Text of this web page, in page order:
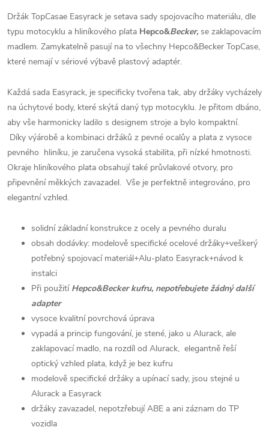
Držák TopCasae Easyrack je setava sady spojovacího materiálu, dle
typu motocyklu a hliníkového plata Hepco&Becker, se zaklapovacím
madlem. Zamykatelně pasují na to všechny Hepco&Becker TopCase,
které nemají v sériové výbavě plastový adaptér.
Každá sada Easyrack, je specificky tvořena tak, aby držáky vycházely
na úchytové body, které skýtá daný typ motocyklu. Je přitom dbáno,
aby vše harmonicky ladilo s designem stroje a bylo kompaktní.
Díky výárobě a kombinaci držáků z pevné ocalůy a plata z vysoce
pevného hliníku, je zaručena vysoká stabilita, při nízké hmotnosti.
Okraje hliníkového plata obsahují také průvlakové otvory, pro
připevnění měkkých zavazadel. Vše je perfektně integrováno, pro
elegantní vzhled.
solidní základní konstrukce z ocely a pevného duralu
obsah dodávky: modelově specifické ocelové držáky+veškerý
potřebný spojovací materiál+Alu-plato Easyrack+návod k
instalci
Při použití Hepco&Becker kufru, nepotřebujete žádný další
adapter
vysoce kvalitní povrchová úprava
vypadá a princip fungování, je stené, jako u Alurack, ale
zaklapovací madlo, na rozdíl od Alurack, elegantně řeší
optický vzhled plata, když je bez kufru
modelově specifické držáky a upínací sady, jsou stejné u
Alurack a Easyrack
držáky zavazadel, nepotzřebují ABE a ani záznam do TP
vozidla